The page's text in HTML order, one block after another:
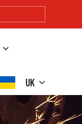
UK